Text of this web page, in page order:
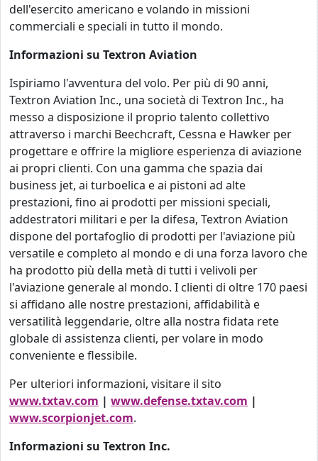
dell'esercito americano e volando in missioni
commerciali e speciali in tutto il mondo.
Informazioni su Textron Aviation
Ispiriamo l'avventura del volo. Per più di 90 anni,
Textron Aviation Inc., una società di Textron Inc., ha
messo a disposizione il proprio talento collettivo
attraverso i marchi Beechcraft, Cessna e Hawker per
progettare e offrire la migliore esperienza di aviazione
ai propri clienti. Con una gamma che spazia dai
business jet, ai turboelica e ai pistoni ad alte
prestazioni, fino ai prodotti per missioni speciali,
addestratori militari e per la difesa, Textron Aviation
dispone del portafoglio di prodotti per l'aviazione più
versatile e completo al mondo e di una forza lavoro che
ha prodotto più della metà di tutti i velivoli per
l'aviazione generale al mondo. I clienti di oltre 170 paesi
si affidano alle nostre prestazioni, affidabilità e
versatilità leggendarie, oltre alla nostra fidata rete
globale di assistenza clienti, per volare in modo
conveniente e flessibile.
Per ulteriori informazioni, visitare il sito
www.txtav.com | www.defense.txtav.com |
www.scorpionjet.com.
Informazioni su Textron Inc.